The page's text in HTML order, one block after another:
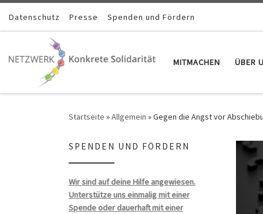
Zum Inhalt springen
Datenschutz Presse Spenden und Fördern
MITMACHEN ÜBER
Startseite »Allgemein »Gegen die Angst vor
SPENDEN UND FÖRDERN
Wir sind auf deine Hilfe angewiesen.
Unterstütze uns einmalig mit einer
Spende oder dauerhaft mit einer